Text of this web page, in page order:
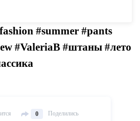
#summer #pants
#ValeriaB #штаны #лето
0 Поделились